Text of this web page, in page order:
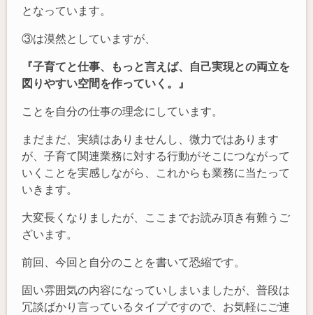
となっています。
③は漠然としていますが、
『子育てと仕事、もっと言えば、自己実現との両立を
図りやすい空間を作っていく。』
ことを自分の仕事の理念にしています。
まだまだ、実績はありませんし、微力ではあります
が、子育て関連業務に対する行動がそこにつながって
いくことを実感しながら、これからも業務に当たって
いきます。
大変長くなりましたが、ここまでお読み頂き有難うご
ざいます。
前回、今回と自分のことを書いて恐縮です。
固い雰囲気の内容になっていしまいましたが、普段は
冗談ばかり言っているタイプですので、お気軽にご連